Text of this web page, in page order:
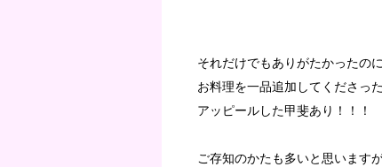
それだけでもありがたかったの
お料理を一品追加してくださっ
アッピールした甲斐あり！！！
ご存知のかたも多いと思います